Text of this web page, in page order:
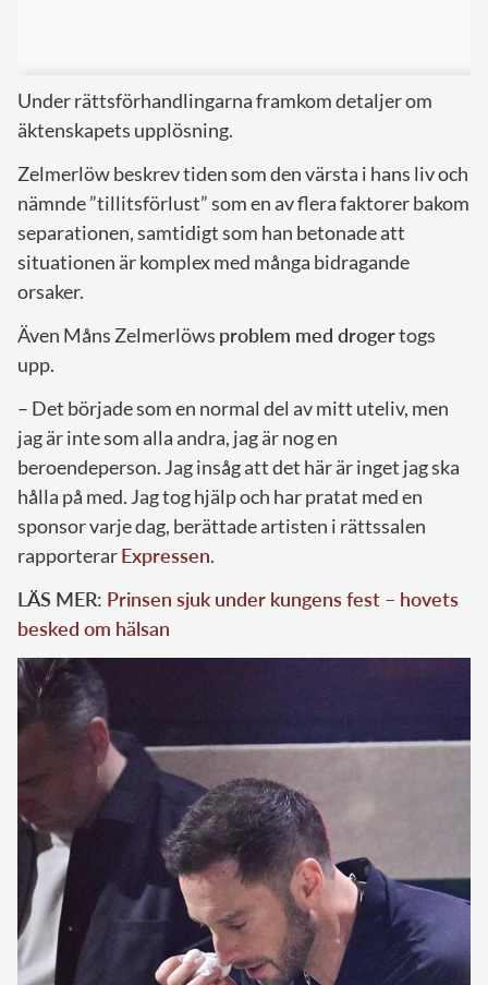
Under rättsförhandlingarna framkom detaljer om
äktenskapets upplösning.
Zelmerlöw beskrev tiden som den värsta i hans liv och
nämnde ”tillitsförlust” som en av flera faktorer bakom
separationen, samtidigt som han betonade att
situationen är komplex med många bidragande
orsaker.
Även Måns Zelmerlöws problem med drogertogs
upp.
– Det började som en normal del av mitt uteliv, men
jag är inte som alla andra, jag är nog en
beroendeperson. Jag insåg att det här är inget jag ska
hålla på med. Jag tog hjälp och har pratat med en
sponsor varje dag, berättade artisten i rättssalen
rapporterarExpressen.
LÄS MER: Prinsen sjuk under kungens fest – hovets
besked om hälsan